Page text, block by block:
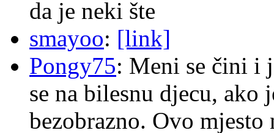
da je neki šte
smayoo: [link]
Pongy75: Meni se čini i
se na bilesnu djecu, ako
bezobrazno. Ovo